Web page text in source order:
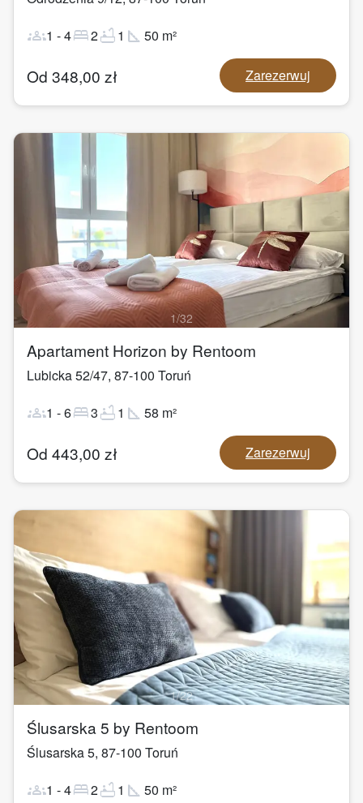
groups1 -4bed2bathtub1 square_foot 50 m²
Od 348,00 zł Zarezerwuj
1/32
Apartament Horizon by Rentoom
Lubicka 52/47, 87-100 Toruń
groups1 -6bed3bathtub1 square_foot 58 m²
Od 443,00 zł Zarezerwuj
1/22
Ślusarska 5 by Rentoom
Ślusarska 5, 87-100 Toruń
groups1 -4bed2bathtub1 square_foot 50 m²